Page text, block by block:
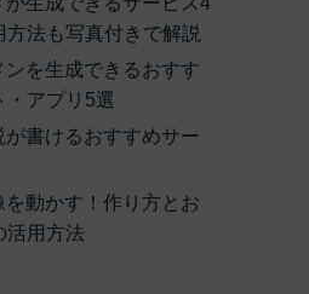
方法も写真付きで解説
ンを生成できるおすす
・アプリ5選
が書けるおすすめサー
を動かす！作り方とお
活用方法